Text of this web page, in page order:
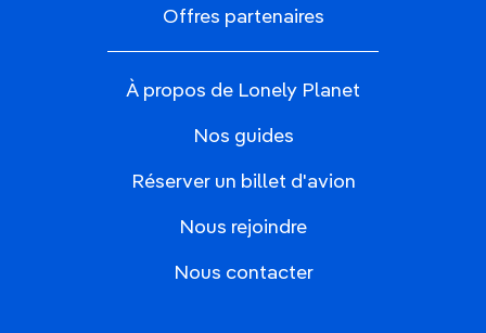
Offres partenaires
À propos de Lonely Planet
Nos guides
Réserver un billet d'avion
Nous rejoindre
Nous contacter